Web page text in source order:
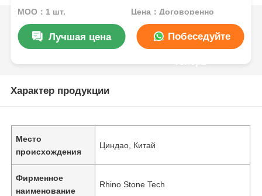
MOQ：1 шт. Цена：Договоренно
Лучшая цена Побеседуйте
Характер продукции
Место
происхождения
Циндао, Китай
Фирменное
наименование
Rhino Stone Tech